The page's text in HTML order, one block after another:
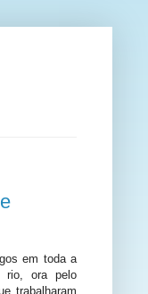
em toda a
rio, ora pelo
trabalharam